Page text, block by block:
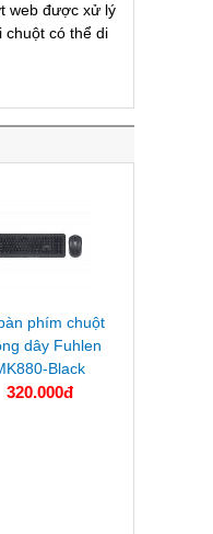
web được xử lý
chuột có thể di
phím chuột
dây Fuhlen
Black
320.000đ